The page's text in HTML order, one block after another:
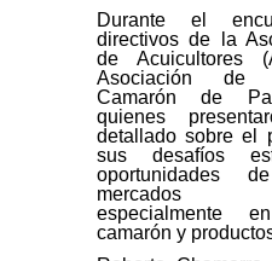
Durante el
directivos de la
de Acuicultores
Asociación de
Camarón de
quienes
detallado sobre el
sus desafíos
oportunidades
mercados
especialmente
camarón y